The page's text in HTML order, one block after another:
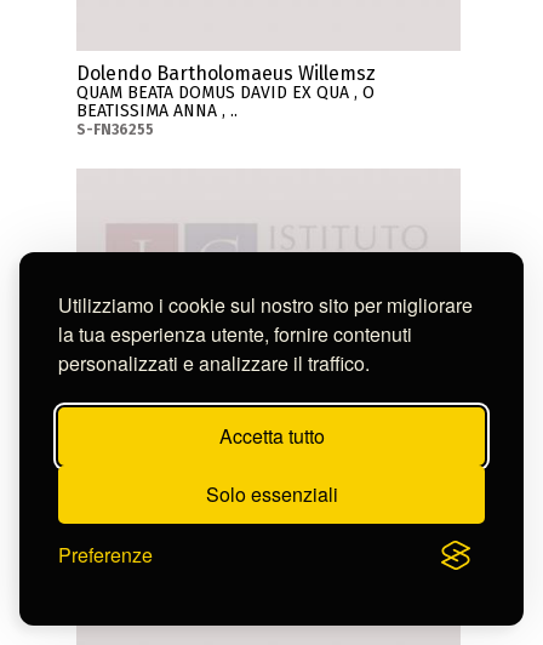
Utilizziamo i cookie sul nostro sito per migliorare
la tua esperienza utente, fornire contenuti
personalizzati e analizzare il traffico.
Accetta tutto
Solo essenziali
Preferenze
Dolendo Bartholomaeus Willemsz
QUAM BEATA DOMUS DAVID EX QUA , O
BEATISSIMA ANNA , ..
S-FN36255